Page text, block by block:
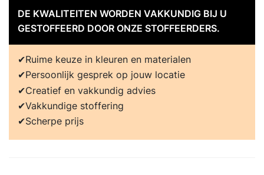
DE KWALITEITEN WORDEN VAKKUNDIG BIJ U
GESTOFFEERD DOOR ONZE STOFFEERDERS.
Ruime keuze in kleuren en materialen
Persoonlijk gesprek op jouw locatie
Creatief en vakkundig advies
Vakkundige stoffering
Scherpe prijs